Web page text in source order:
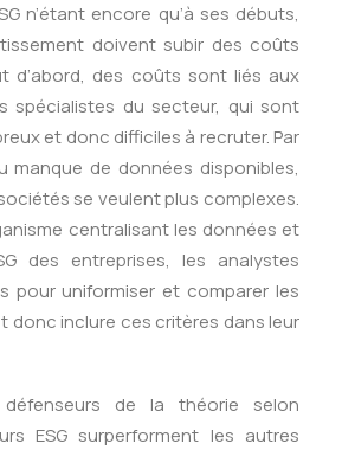
n’étant encore qu’à ses débuts,
doivent subir des coûts
d’abord, des coûts sont liés aux
spécialistes du secteur, qui sont
et donc difficiles à recruter. Par
manque de données disponibles,
se veulent plus complexes.
centralisant les données et
des entreprises, les analystes
pour uniformiser et comparer les
donc inclure ces critères dans leur
de la théorie selon
ESG surperforment les autres